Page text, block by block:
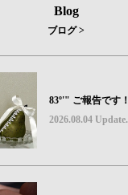
Blog
ブログ >
83º'" ご報告です！
2026.08.04 Update.